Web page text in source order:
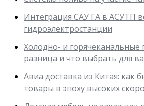
Интеграция САУ ГА в АСУТП
гидроэлектростанции
Холодно- и горячеканальные
разница и что выбрать для
Авиа доставка из Китая: как
товары в эпоху высоких